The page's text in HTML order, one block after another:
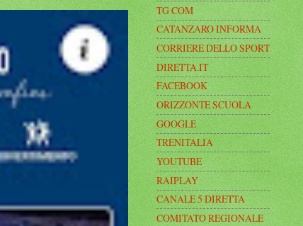
TG COM
CATANZARO INFORMA
CORRIERE DELLO SPORT
DIRETTA.IT
FACEBOOK
ORIZZONTE SCUOLA
GOOGLE
TRENITALIA
YOUTUBE
RAIPLAY
CANALE 5 DIRETTA
COMITATO REGIONALE